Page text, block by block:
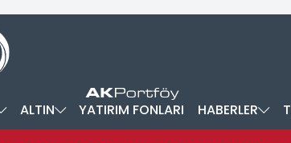
ALTIN YATIRIM FONLARI HABERLER